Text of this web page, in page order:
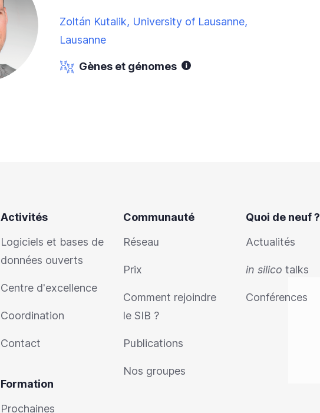
Zoltán Kutalik, University of Lausanne,
Lausanne
Gènes et génomes
Activités
Logiciels et bases de
données ouverts
Centre d'excellence
Coordination
Contact
Formation
Prochaines
Communauté
Réseau
Prix
Comment rejoindre
le SIB ?
Publications
Nos groupes
Quoi de neuf ?
Actualités
in silico talks
Conférences